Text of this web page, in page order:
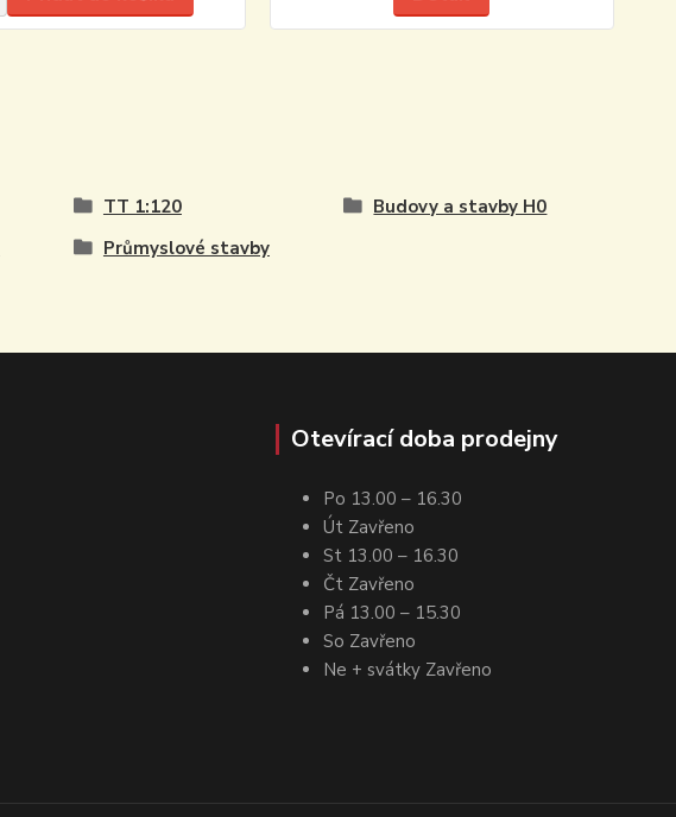
TT 1:120
Budovy a stavby H0
Průmyslové stavby
Otevírací doba prodejny
Po 13.00 – 16.30
Út Zavřeno
St 13.00 – 16.30
Čt Zavřeno
Pá 13.00 – 15.30
So Zavřeno
Ne + svátky Zavřeno